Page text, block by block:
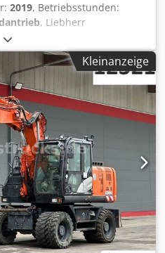
2019, Betriebsstunden:
, Liebherr
Csdozq Ilaopfx
: WLHZ1251TZK117267
Liebherr Motor 105 KW
SG25 Abbruch- /
wir Sie auch im Bereich
Partnern. Alle Angaben
vorbehalten.
Kleinanzeige